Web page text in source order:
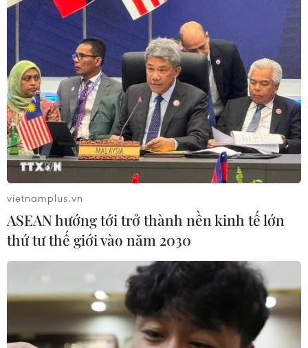
Mỹ, Đức tái khẳng định lập trường ngăn Iran sở
hữu vũ khí hạt nhân
Chuyên gia IAEA đề xuất cơ chế xác minh chặt
chẽ với Iran sau xung đột
Nhà Trắng đề xuất 672 triệu USD để xử lý và
giám sát vật liệu hạt nhân của Iran
Iran bác bỏ thông tin cho phép IAEA thanh sát
các cơ sở hạt nhân
Mỹ công bố tiến triển mới về hồ sơ hạt nhân Iran
TIN LIÊN QUAN
vietnamplus.vn
ASEAN hướng tới trở thành nền kinh tế lớn
thứ tư thế giới vào năm 2030